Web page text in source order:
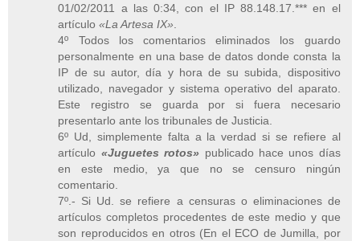
01/02/2011 a las 0:34, con el IP 88.148.17.*** en el
artículo «La Artesa IX»
4º Todos los comentarios eliminados los guardo
personalmente en una base de datos donde consta la
IP de su autor, día y hora de su subida, dispositivo
utilizado, navegador y sistema operativo del aparato.
Este registro se guarda por si fuera necesario
presentarlo ante los tribunales de Justicia.
6º Ud, simplemente falta a la verdad si se refiere al
artículo «Juguetes rotos» publicado hace unos días
en este medio, ya que no se censuro ningún
comentario.
7º.- Si Ud. se refiere a censuras o eliminaciones de
artículos completos procedentes de este medio y que
son reproducidos en otros (En el ECO de Jumilla, por